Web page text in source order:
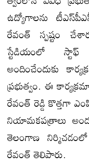
ఉద్యోగాలను
రేవంత్ స్పష్టం
స్టేడియంలో స్టాఫ్‌
అందించేందుకు
ప్రభుత్వం. ఈ
రేవంత్ రెడ్డి కొత్తగా
నియామకపత్రాలు
తెలంగాణ
రేవంత్ తెలిపారు.